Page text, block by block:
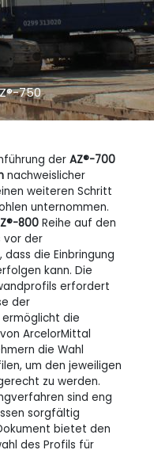
Next
750
der AZ®-700
nachweislicher
weiteren Schritt
unternommen.
800 Reihe auf den
vor der
die Einbringung
kann. Die
erfordert
der
die
ArcelorMittal
die Wahl
um den jeweiligen
zu werden.
sind eng
sorgfältig
bietet den
des Profils für